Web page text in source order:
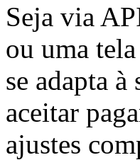
Seja via
ou uma
se adapta
aceitar
ajustes